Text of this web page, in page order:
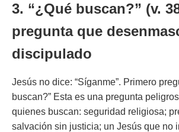
3. “¿Qué buscan?” (v.
pregunta que
discipulado
Jesús no dice: “Síganme”. Primero
buscan?” Esta es una pregunta
quienes buscan: seguridad religiosa;
salvación sin justicia; un Jesús que no